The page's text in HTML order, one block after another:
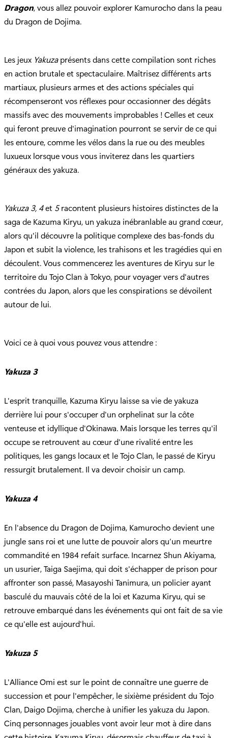
Dragon, vous allez pouvoir explorer Kamurocho dans la peau
du Dragon de Dojima.
Les jeux Yakuzaprésents dans cette compilation sont riches
en action brutale et spectaculaire. Maîtrisez différents arts
martiaux, plusieurs armes et des actions spéciales qui
récompenseront vos réflexes pour occasionner des dégâts
massifs avec des mouvements improbables ! Celles et ceux
qui feront preuve d'imagination pourront se servir de ce qui
les entoure, comme les vélos dans la rue ou des meubles
luxueux lorsque vous vous inviterez dans les quartiers
généraux des yakuza.
Yakuza 3, 4et 5racontent plusieurs histoires distinctes de la
saga de Kazuma Kiryu, un yakuza inébranlable au grand cœur,
alors qu'il découvre la politique complexe des bas-fonds du
Japon et subit la violence, les trahisons et les tragédies qui en
découlent. Vous commencerez les aventures de Kiryu sur le
territoire du Tojo Clan à Tokyo, pour voyager vers d'autres
contrées du Japon, alors que les conspirations se dévoilent
autour de lui.
Voici ce à quoi vous pouvez vous attendre :
Yakuza 3
L'esprit tranquille, Kazuma Kiryu laisse sa vie de yakuza
derrière lui pour s'occuper d'un orphelinat sur la côte
venteuse et idyllique d'Okinawa. Mais lorsque les terres qu'il
occupe se retrouvent au cœur d'une rivalité entre les
politiques, les gangs locaux et le Tojo Clan, le passé de Kiryu
ressurgit brutalement. Il va devoir choisir un camp.
Yakuza 4
En l'absence du Dragon de Dojima, Kamurocho devient une
jungle sans roi et une lutte de pouvoir alors qu’un meurtre
commandité en 1984 refait surface. Incarnez Shun Akiyama,
un usurier, Taiga Saejima, qui doit s'échapper de prison pour
affronter son passé, Masayoshi Tanimura, un policier ayant
basculé du mauvais côté de la loi et Kazuma Kiryu, qui se
retrouve embarqué dans les événements qui ont fait de sa vie
ce qu'elle est aujourd'hui.
Yakuza 5
L'Alliance Omi est sur le point de connaître une guerre de
succession et pour l'empêcher, le sixième président du Tojo
Clan, Daigo Dojima, cherche à unifier les yakuza du Japon.
Cinq personnages jouables vont avoir leur mot à dire dans